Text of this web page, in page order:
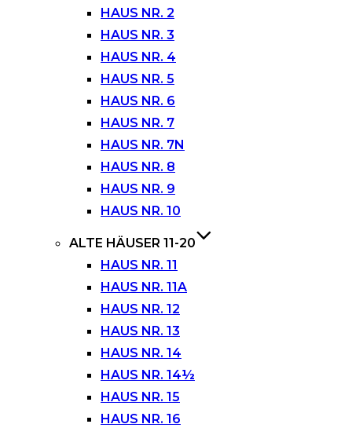
HAUS NR. 2
HAUS NR. 3
HAUS NR. 4
HAUS NR. 5
HAUS NR. 6
HAUS NR. 7
HAUS NR. 7N
HAUS NR. 8
HAUS NR. 9
HAUS NR. 10
ALTE HÄUSER 11-20
HAUS NR. 11
HAUS NR. 11A
HAUS NR. 12
HAUS NR. 13
HAUS NR. 14
HAUS NR. 14½
HAUS NR. 15
HAUS NR. 16